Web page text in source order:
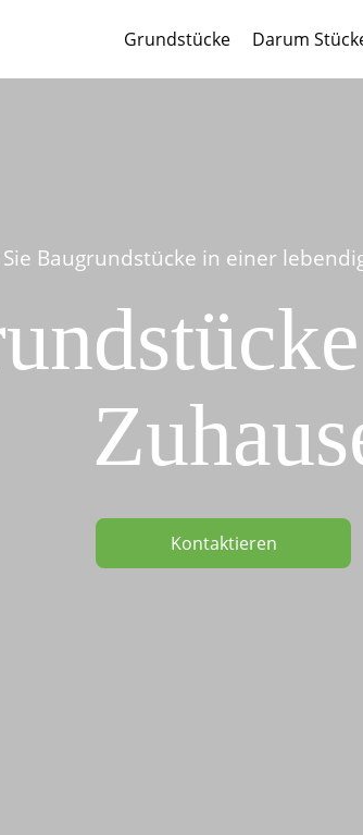
Grundstücke Darum
Baugrundstücke in einer
Kontaktieren